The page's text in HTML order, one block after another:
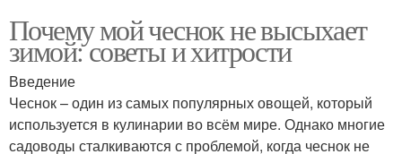
Почему мой чеснок не высыхает
зимой: советы и хитрости
Введение
Чеснок – один из самых популярных овощей, который
используется в кулинарии во всём мире. Однако многие
садоводы сталкиваются с проблемой, когда чеснок не